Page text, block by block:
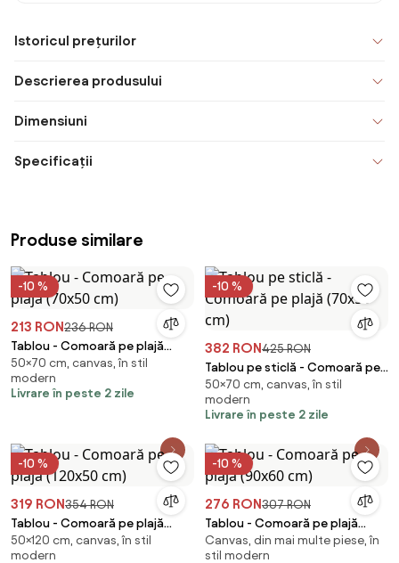
Istoricul prețurilor
Descrierea produsului
Dimensiuni
Specificații
Produse similare
-10 %
213 RON236 RON
Tablou - Comoară pe plajă
(70x50 cm)
50×70 cm, canvas, în stil
modern
Livrare în peste 2 zile
-10 %
382 RON425 RON
Tablou pe sticlă - Comoară pe
plajă (70x50 cm)
50×70 cm, canvas, în stil
modern
Livrare în peste 2 zile
-10 %
319 RON354 RON
Tablou - Comoară pe plajă
(120x50 cm)
50×120 cm, canvas, în stil
modern
-10 %
276 RON307 RON
Tablou - Comoară pe plajă
(90x60 cm)
Canvas, din mai multe piese, în
stil modern